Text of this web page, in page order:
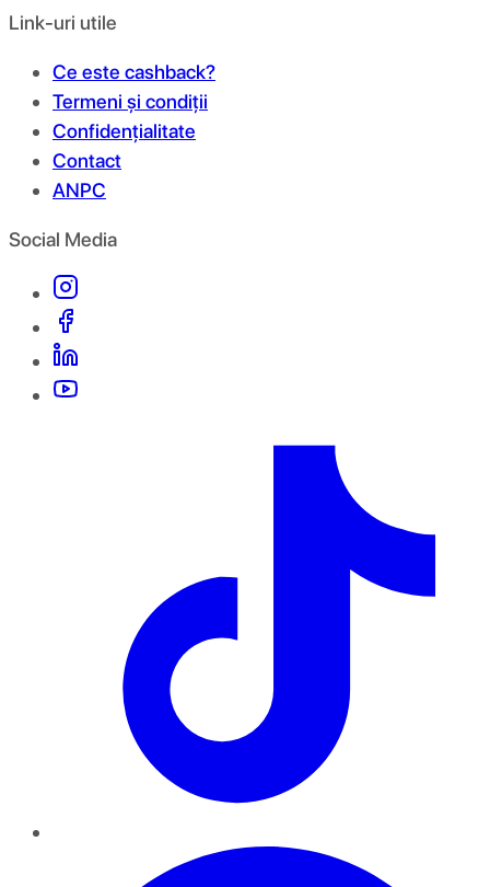
Link-uri utile
Ce este cashback?
Termeni și condiții
Confidențialitate
Contact
ANPC
Social Media